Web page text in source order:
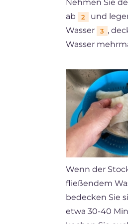
Nehmen Sie
ab
2
und
Wasser
3 ,
Wasser
Wenn der
fließendem
bedecken Sie
etwa 30-40